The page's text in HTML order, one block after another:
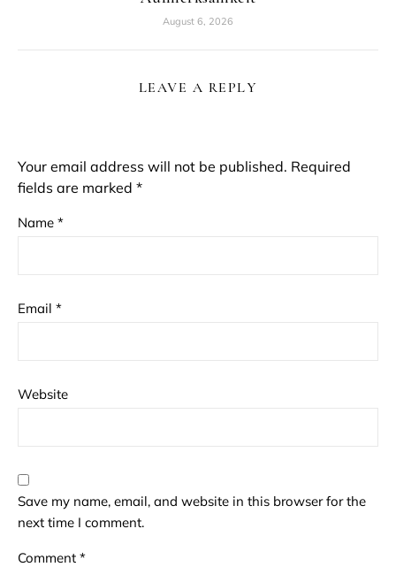
August 6, 2026
LEAVE A REPLY
Your email address will not be published. Required
fields are marked *
Name *
Email *
Website
Save my name, email, and website in this browser for the
next time I comment.
Comment *